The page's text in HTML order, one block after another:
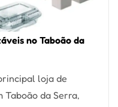
no Taboão da
loja de
Taboão da Serra,